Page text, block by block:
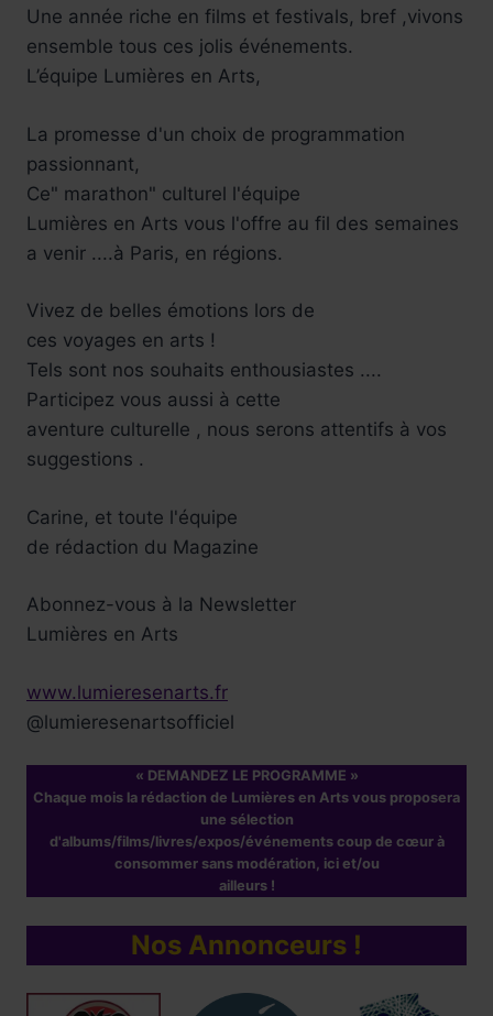
Une année riche en films et festivals, bref ,vivons
ensemble tous ces jolis événements.
L’équipe Lumières en Arts,
La promesse d'un choix de programmation
passionnant,
Ce" marathon" culturel l'équipe
Lumières en Arts vous l'offre au fil des semaines
a venir ....à Paris, en régions.
Vivez de belles émotions lors de
ces voyages en arts !
Tels sont nos souhaits enthousiastes ....
Participez vous aussi à cette
aventure culturelle , nous serons attentifs à vos
suggestions .
Carine, et toute l'équipe
de rédaction du Magazine
Abonnez-vous à la Newsletter
Lumières en Arts
www.lumieresenarts.fr
@lumieresenartsofficiel
« DEMANDEZ LE PROGRAMME »
Chaque mois la rédaction de Lumières en Arts vous proposera
une sélection
d'albums/films/livres/expos/événements coup de cœur à
consommer sans modération, ici et/ou
ailleurs !
Nos Annonceurs !